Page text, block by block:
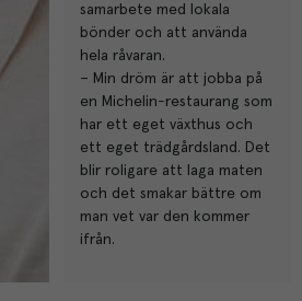
samarbete med lokala
bönder och att använda
hela råvaran.
– Min dröm är att jobba på
en Michelin-restaurang som
har ett eget växthus och
ett eget trädgårdsland. Det
blir roligare att laga maten
och det smakar bättre om
man vet var den kommer
ifrån.